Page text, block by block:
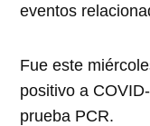
eventos
Fue este
positivo a
prueba PCR.